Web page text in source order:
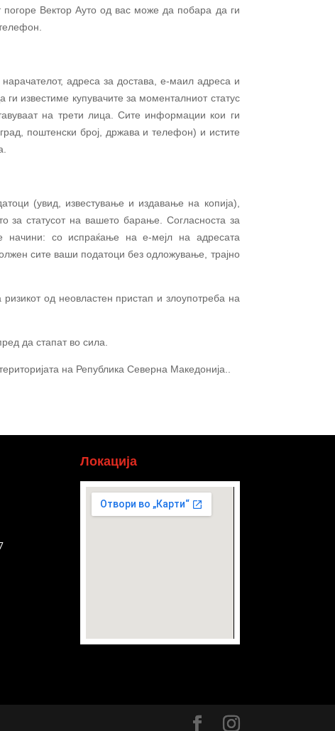
Вектор Ауто од вас може да побара да ги
адреса за достава, е-маил адреса и
известиме купувачите за моменталниот статус
на трети лица. Сите информации кои ги
поштенски број, држава и телефон) и истите
(увид, известување и издавaње на копија),
за статусот на вашето барање. Согласноста за
со испраќање на е-мејл на адресата
сите ваши податоци без одложување, трајно
од неовластен пристап и злоупотреба на
да стапат во сила.
на Република Северна Македонија..
Локација